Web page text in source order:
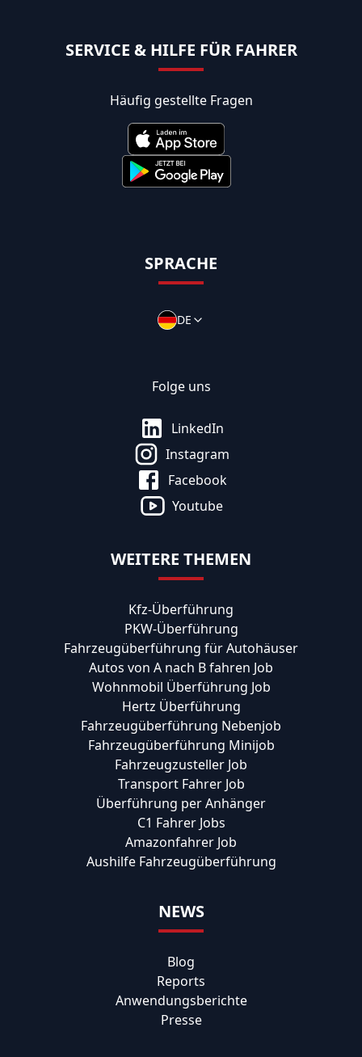
SERVICE & HILFE FÜR FAHRER
Häufig gestellte Fragen
SPRACHE
DE
Folge uns
LinkedIn
Instagram
Facebook
Youtube
WEITERE THEMEN
Kfz-Überführung
PKW-Überführung
Fahrzeugüberführung für Autohäuser
Autos von A nach B fahren Job
Wohnmobil Überführung Job
Hertz Überführung
Fahrzeugüberführung Nebenjob
Fahrzeugüberführung Minijob
Fahrzeugzusteller Job
Transport Fahrer Job
Überführung per Anhänger
C1 Fahrer Jobs
Amazonfahrer Job
Aushilfe Fahrzeugüberführung
NEWS
Blog
Reports
Anwendungsberichte
Presse